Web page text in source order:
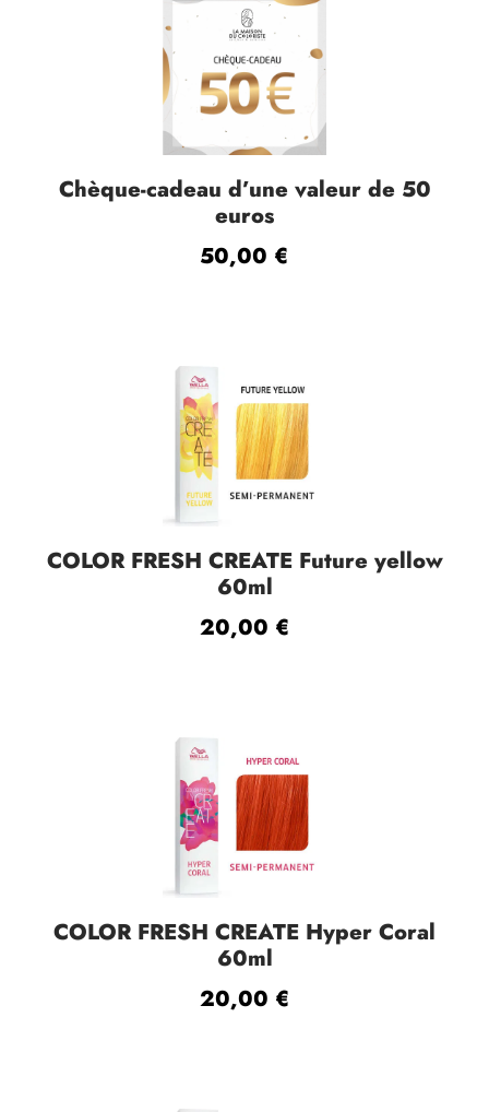
Chèque-cadeau d’une valeur de 50
euros
50,00 €
COLOR FRESH CREATE Future yellow
60ml
20,00 €
COLOR FRESH CREATE Hyper Coral
60ml
20,00 €